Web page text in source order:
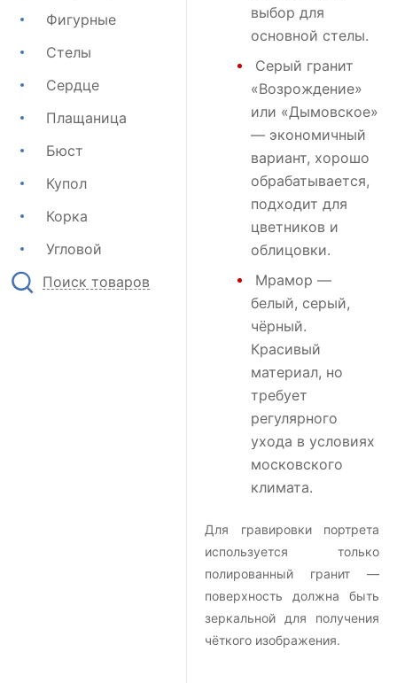
Фигурные
Стелы
Сердце
Плащаница
Бюст
Купол
Корка
Угловой
Поиск товаров
выбор для
основной стелы.
Серый гранит
«Возрождение»
или «Дымовское»
— экономичный
вариант, хорошо
обрабатывается,
подходит для
цветников и
облицовки.
Мрамор —
белый, серый,
чёрный.
Красивый
материал, но
требует
регулярного
ухода в условиях
московского
климата.
Для гравировки портрета
используется только
полированный гранит —
поверхность должна быть
зеркальной для получения
чёткого изображения.